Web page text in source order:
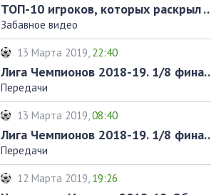
ТОП-10 игроков,
Забавное видео
13 Марта 2019, 22:40
Лига Чемпионов 2018-19.
Передачи
13 Марта 2019,08:40
Лига Чемпионов 2018-19.
Передачи
12 Марта 2019, 19:26